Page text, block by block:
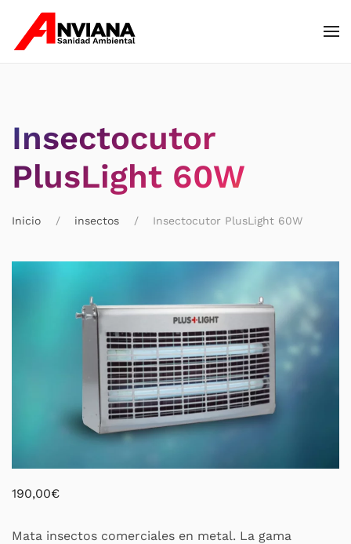
Skip to main content
Insectocutor
PlusLight 60W
Inicio insectos Insectocutor PlusLight 60W
190,00€
Mata insectos comerciales en metal. La gama